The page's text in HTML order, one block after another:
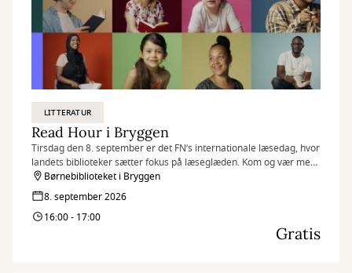
LITTERATUR
Read Hour i Bryggen
Tirsdag den 8. september er det FN’s internationale læsedag, hvor
landets biblioteker sætter fokus på læseglæden. Kom og vær med,
når vi markerer dagen på flere af vores biblioteker med Read
Hour, hvor vi læser så meget, som vi kan på én time.
Børnebiblioteket i Bryggen
8. september 2026
16:00 - 17:00
Gratis